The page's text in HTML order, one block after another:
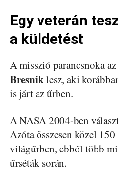
Egy veterán
a küldetést
A misszió parancsnoka
Bresniklesz, aki
is járt az űrben.
A NASA 2004-ben
Azóta összesen közel
világűrben, ebből több
űrséták során.